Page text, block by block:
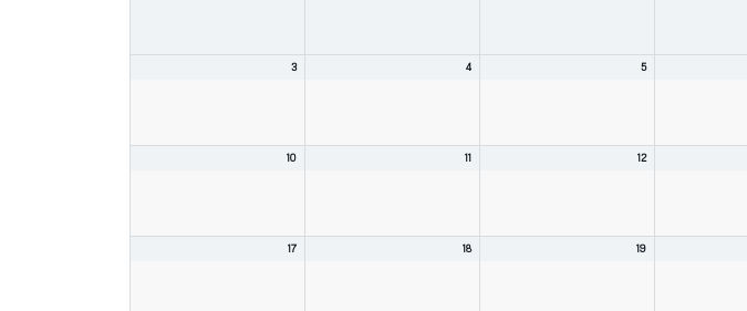
3 4 5
10 11 12
17 18 19